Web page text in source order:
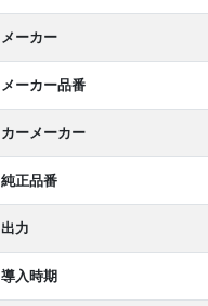
メーカー
メーカー品番
カーメーカー
純正品番
出力
導入時期